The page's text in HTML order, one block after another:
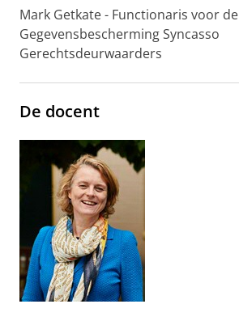
Mark Getkate - Functionaris voor de
Gegevensbescherming Syncasso
Gerechtsdeurwaarders
De docent